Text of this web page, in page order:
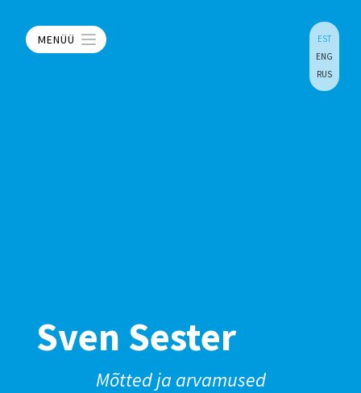
MENÜÜ
EST
ENG
RUS
Sven Sester
Mõtted ja arvamused